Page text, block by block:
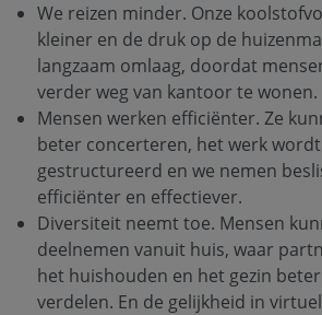
We reizen minder. Onze
kleiner en de druk op de
langzaam omlaag, doordat
verder weg van kantoor te wonen.
Mensen werken efficiënter. Ze
beter concerteren, het werk
gestructureerd en we nemen
efficiënter en effectiever.
Diversiteit neemt toe. Mensen
deelnemen vanuit huis, waar
het huishouden en het gezin
verdelen. En de gelijkheid in